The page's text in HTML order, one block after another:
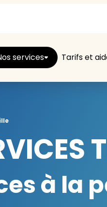
services Tarifs et
à la